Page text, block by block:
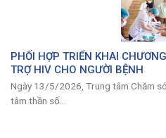
PHỐI HỢP TRIỂN KHAI
TRỢ HIV CHO NGƯỜI BỆNH
Ngày 13/5/2026, Trung tâm Chăm
tâm thần số...